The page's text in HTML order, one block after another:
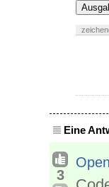
Eine
3